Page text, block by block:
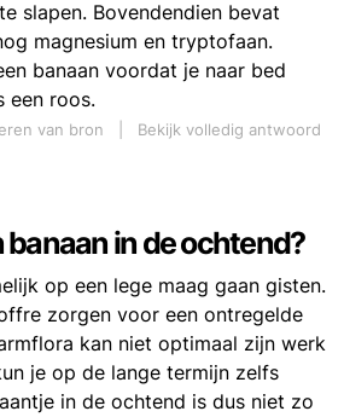
slapen. Bovendendien bevat
magnesium en tryptofaan.
banaan voordat je naar bed
een roos.
van bron
Bekijk volledig antwoord
in de ochtend?
op een lege maag gaan gisten.
zorgen voor een ontregelde
kan niet optimaal zijn werk
je op de lange termijn zelfs
in de ochtend is dus niet zo